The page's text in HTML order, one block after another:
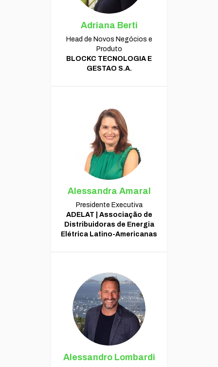
Adriana Berti
Head de Novos Negócios e
Produto
BLOCKC TECNOLOGIA E
GESTAO S.A.
Alessandra Amaral
Presidente Executiva
ADELAT | Associação de
Distribuidoras de Energia
Elétrica Latino-Americanas
Alessandro Lombardi